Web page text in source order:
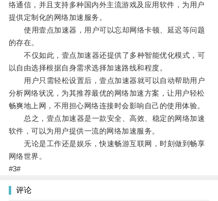
络通信，并且支持多种国内外主流游戏及应用软件，为用户
提供定制化的网络加速服务。
使用壹点加速器，用户可以忘却网络卡顿、延迟等问题
的存在。
不仅如此，壹点加速器还提供了多种智能优化模式，可
以自由选择根据自身需求选择加速路线和程度。
用户只需轻松设置后，壹点加速器就可以自动帮助用户
分析网络状况，为其推荐最优的网络加速方案，让用户轻松
畅爽地上网，不用担心网络连接时会影响自己的使用体验。
总之，壹点加速器是一款安全、高效、稳定的网络加速
软件，可以为用户提供一流的网络加速服务。
无论是工作还是娱乐，快速畅游互联网，时刻做到畅享
网络世界。
#3#
评论